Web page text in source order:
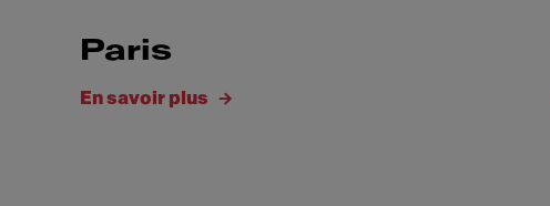
Paris
En savoir plus